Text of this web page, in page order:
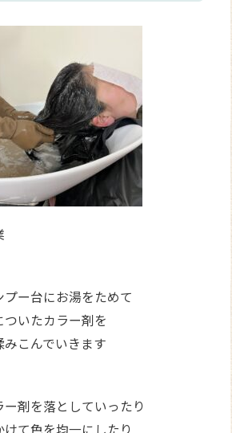
プー台にお湯をためて
いたカラー剤を
こんでいきます
剤を落としていったり